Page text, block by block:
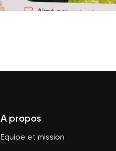
A propos
Equipe et mission